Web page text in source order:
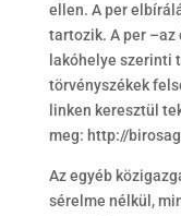
ellen. A per
tartozik. A per
lakóhelye szerinti
törvényszékek
linken keresztül
meg: http://
Az egyéb
sérelme nélkül,